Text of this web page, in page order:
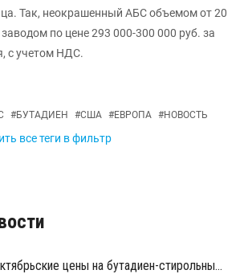
Так, неокрашенный АБС объемом от 20
по цене 293 000-300 000 руб. за
с учетом НДС.
#БУТАДИЕН #США #ЕВРОПА #НОВОСТЬ
все теги в фильтр
Trinseo поднимет октябрьские цены на бутадиен-стирольные латексы для Северной Америки